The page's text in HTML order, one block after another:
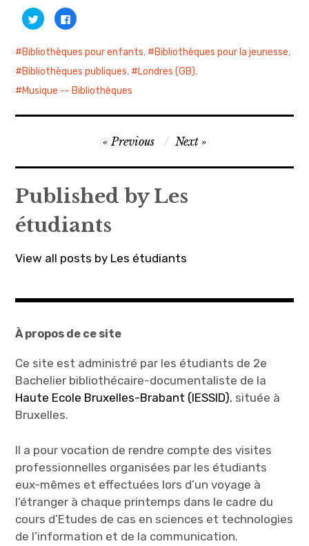
C
l
u
e
p
u
a
r
r
w
t
t
(
o
e
d
s
u
n
u
e
l
l
e
n
ê
t
r
e
)
C
l
u
e
p
u
a
r
r
F
a
e
b
k
(
r
e
n
s
e
o
v
e
e
n
ê
t
r
e
)
Bibliothèques pour enfants, Bibliothèques pour la jeunesse,
Bibliothèques publiques, Londres (GB),
Musique -- Bibliothèques
Navigation
de
l’article
Previous Next
Published byLes
étudiants
View all posts by Les étudiants
À propos de ce site
Ce site est administré par les étudiants de 2e
Bachelier bibliothécaire-documentaliste de la
Haute Ecole Bruxelles-Brabant (IESSID), située à
Bruxelles.
Il a pour vocation de rendre compte des visites
professionnelles organisées par les étudiants
eux-mêmes et effectuées lors d’un voyage à
l’étranger à chaque printemps dans le cadre du
cours d’Etudes de cas en sciences et technologies
de l’information et de la communication.